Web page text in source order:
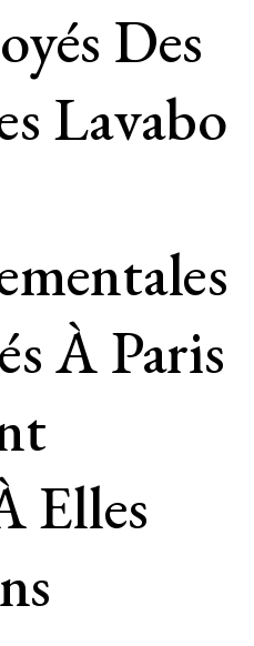
Des
Lavabo
À Paris
Elles